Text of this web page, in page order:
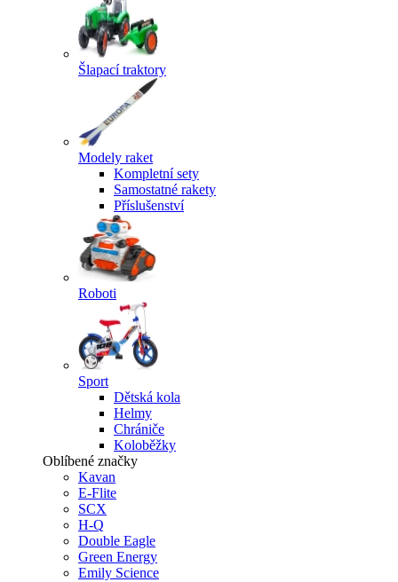
Šlapací traktory
Modely raket
Kompletní sety
Samostatné rakety
Příslušenství
Roboti
Sport
Dětská kola
Helmy
Chrániče
Koloběžky
Oblíbené značky
Kavan
E-Flite
SCX
H-Q
Double Eagle
Green Energy
Emily Science